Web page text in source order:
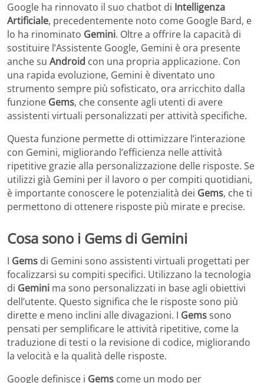
Google ha rinnovato il suo chatbot di Intelligenza
Artificiale, precedentemente noto come Google Bard, e
lo ha rinominato Gemini. Oltre a offrire la capacità di
sostituire l’Assistente Google, Gemini è ora presente
anche su Android con una propria applicazione. Con
una rapida evoluzione, Gemini è diventato uno
strumento sempre più sofisticato, ora arricchito dalla
funzione Gems, che consente agli utenti di avere
assistenti virtuali personalizzati per attività specifiche.
Questa funzione permette di ottimizzare l’interazione
con Gemini, migliorando l’efficienza nelle attività
ripetitive grazie alla personalizzazione delle risposte. Se
utilizzi già Gemini per il lavoro o per compiti quotidiani,
è importante conoscere le potenzialità dei Gems, che ti
permettono di ottenere risposte più mirate e precise.
Cosa sono i Gems di Gemini
I Gems di Gemini sono assistenti virtuali progettati per
focalizzarsi su compiti specifici. Utilizzano la tecnologia
di Gemini ma sono personalizzati in base agli obiettivi
dell’utente. Questo significa che le risposte sono più
dirette e meno inclini alle divagazioni. I Gemssono
pensati per semplificare le attività ripetitive, come la
traduzione di testi o la revisione di codice, migliorando
la velocità e la qualità delle risposte.
Google definisce i Gems come un modo per